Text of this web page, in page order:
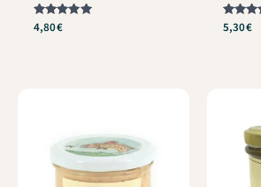
Note
4,80€
Note
5
5,30€